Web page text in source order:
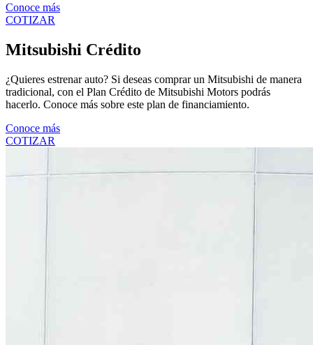
Conoce más
COTIZAR
Mitsubishi Crédito
¿Quieres estrenar auto? Si deseas comprar un Mitsubishi de manera
tradicional, con el Plan Crédito de Mitsubishi Motors podrás
hacerlo. Conoce más sobre este plan de financiamiento.
Conoce más
COTIZAR